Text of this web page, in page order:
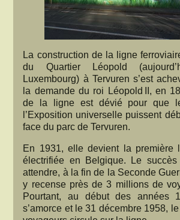
La construction de la ligne
du Quartier Léopold
Luxembourg) à Tervuren s’est
la demande du roi Léopold II, en
de la ligne est dévié pour que
l’Exposition universelle puissent
face du parc de Tervuren.
En 1931, elle devient la première
électrifiée en Belgique. Le
attendre, à la fin de la Seconde
y recense près de 3 millions de
Pourtant, au début des années
s’amorce et le 31 décembre 1958,